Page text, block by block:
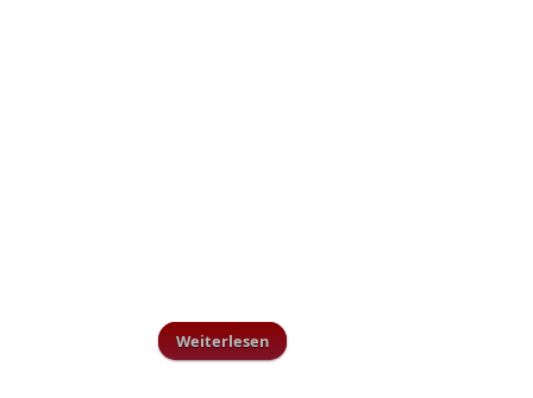
Weiterlesen
Jugend um die Kreismeisterschaft